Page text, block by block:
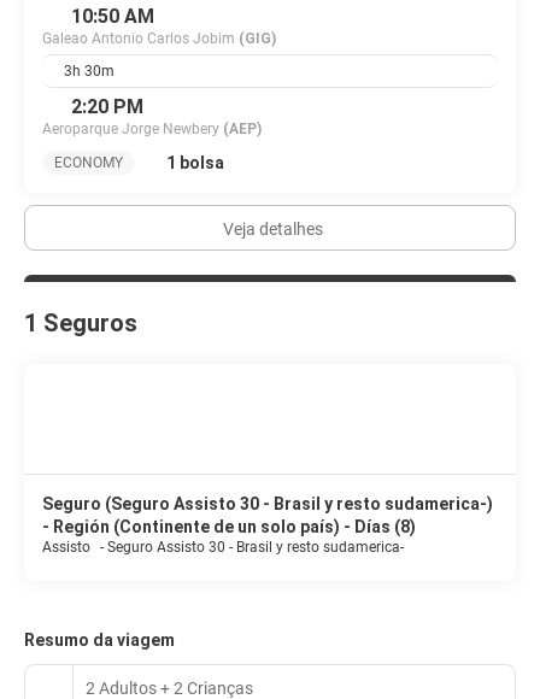
10:50 AM
Galeao Antonio Carlos Jobim (GIG)
3h 30m
2:20 PM
Aeroparque Jorge Newbery (AEP)
ECONOMY
1 bolsa
Veja detalhes
1 Seguros
Seguro (Seguro Assisto 30 - Brasil y resto sudamerica-)
- Región (Continente de un solo país) - Días (8)
Assisto - Seguro Assisto 30 - Brasil y resto sudamerica-
Resumo da viagem
2 Adultos + 2 Crianças